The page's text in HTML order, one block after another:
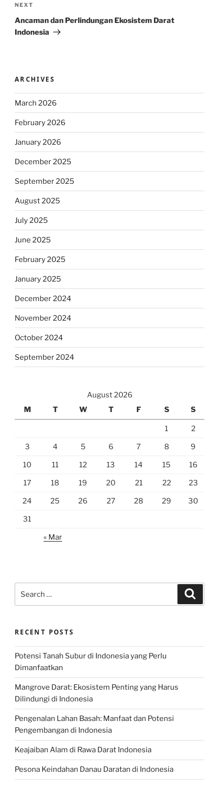
Next
Post
NEXT
Ancaman dan Perlindungan Ekosistem Darat
Indonesia
ARCHIVES
March 2026
February 2026
January 2026
December 2025
September 2025
August 2025
July 2025
June 2025
February 2025
January 2025
December 2024
November 2024
October 2024
September 2024
August 2026
M
T W T F S S
1 2
3 4 5 6 7 8 9
10 11 12 13 14 15 16
17 18 19 20 21 22 23
24 25 26 27 28 29 30
31
« Mar
for:
RECENT POSTS
Potensi Tanah Subur di Indonesia yang Perlu
Dimanfaatkan
Mangrove Darat: Ekosistem Penting yang Harus
Dilindungi di Indonesia
Pengenalan Lahan Basah: Manfaat dan Potensi
Pengembangan di Indonesia
Keajaiban Alam di Rawa Darat Indonesia
Pesona Keindahan Danau Daratan di Indonesia